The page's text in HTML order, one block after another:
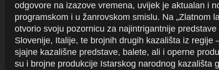
odgovore na izazove vremena, uvijek je aktualan i
programskom i u žanrovskom smislu. Na „Zlatnom
otvorio svoju pozornicu za najintrigantnije
Slovenije, Italije, te brojnih drugih kazališta iz regije
sjajne kazališne predstave, balete, ali i operne
su i brojne produkcije Istarskog narodnog kazališta